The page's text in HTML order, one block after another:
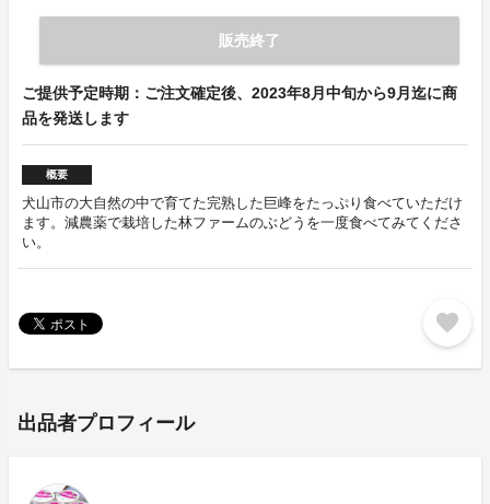
販売終了
ご提供予定時期：ご注文確定後、2023年8月中旬から9月迄に商
品を発送します
概要
犬山市の大自然の中で育てた完熟した巨峰をたっぷり食べていただけ
ます。減農薬で栽培した林ファームのぶどうを一度食べてみてくださ
い。
favorite
出品者プロフィール